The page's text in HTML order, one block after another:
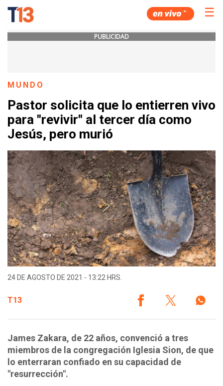
☰
PUBLICIDAD
MUNDO
Pastor solicita que lo entierren vivo
para "revivir" al tercer día como
Jesús, pero murió
24 DE AGOSTO DE 2021 - 13:22 HRS.
T13
James Zakara, de 22 años, convenció a tres
miembros de la congregación Iglesia Sion, de que
lo enterraran confiado en su capacidad de
"resurrección".